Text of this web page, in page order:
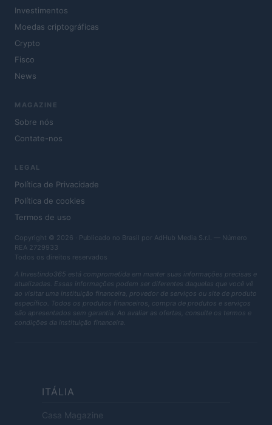
Investimentos
Moedas criptográficas
Crypto
Fisco
News
MAGAZINE
Sobre nós
Contate-nos
LEGAL
Política de Privacidade
Política de cookies
Termos de uso
Copyright © 2026 · Publicado no Brasil por AdHub Media S.r.l. — Número
REA 2729933
Todos os direitos reservados
A Investindo365 está comprometida em manter suas informações precisas e
atualizadas. Essas informações podem ser diferentes daquelas que você vê
ao visitar uma instituição financeira, provedor de serviços ou site de produto
específico. Todos os produtos financeiros, compra de produtos e serviços
são apresentados sem garantia. Ao avaliar as ofertas, consulte os termos e
condições da instituição financeira.
ITÁLIA
Casa Magazine